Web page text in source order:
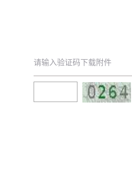
请输入验证码下载附件